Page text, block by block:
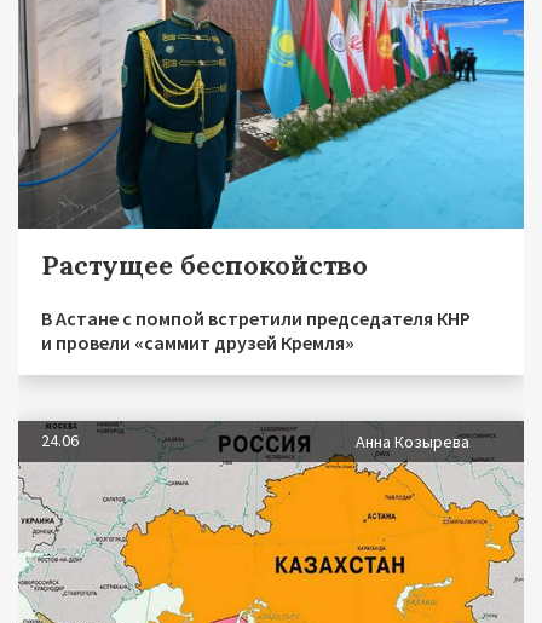
Растущее беспокойство
В Астане с помпой встретили председателя КНР
и провели «саммит друзей Кремля»
24.06 Анна Козырева